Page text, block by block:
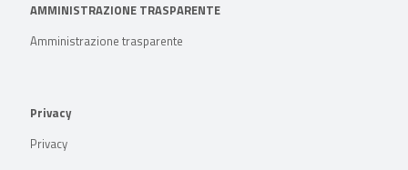
AMMINISTRAZIONE TRASPARENTE
Amministrazione trasparente
Privacy
Privacy